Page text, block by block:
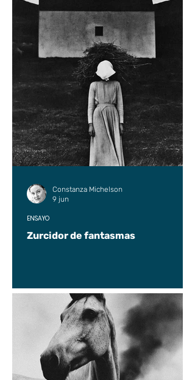
Zurcidor de fantasmas
ENSAYO
Constanza Michelson
9 jun